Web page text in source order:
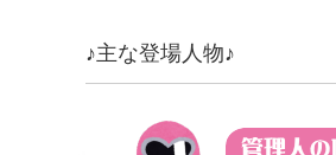
♪主な登場人物♪